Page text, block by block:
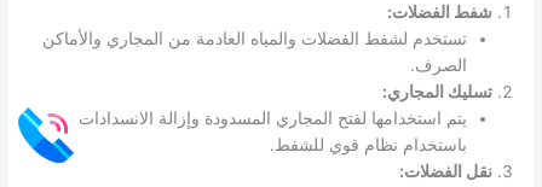
شفط الفضلات:
تستخدم لشفط الفضلات والمياه العادمة من المجاري والأماكن
الصرف.
تسليك المجاري:
يتم استخدامها لفتح المجاري المسدودة وإزالة الانسدادات
باستخدام نظام قوي للشفط.
نقل الفضلات: